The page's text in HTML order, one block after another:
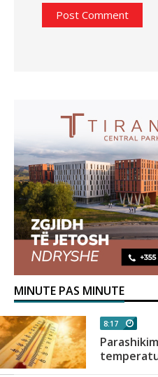
MINUTE PAS MINUTE
8:17